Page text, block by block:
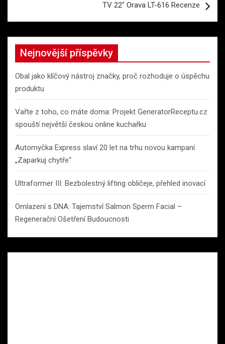
TV 22″ Orava LT-616 Recenze
Nejnovější příspěvky
Obal jako klíčový nástroj značky, proč rozhoduje o úspěchu
produktu
Vařte z toho, co máte doma: Projekt GeneratorReceptu.cz
spouští největší českou online kuchařku
Automyčka Express slaví 20 let na trhu novou kampaní
„Zaparkuj chytře“
Ultraformer III: Bezbolestný lifting obličeje, přehled inovací
Omlazení s DNA: Tajemství Salmon Sperm Facial –
Regenerační Ošetření Budoucnosti